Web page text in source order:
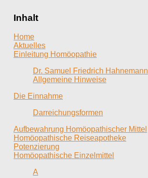
Inhalt
Home
Aktuelles
Einleitung Homöopathie
Dr. Samuel Friedrich Hahnemann
Allgemeine Hinweise
Die Einnahme
Darreichungsformen
Aufbewahrung Homöopathischer Mittel
Homöopathische Reiseapotheke
Potenzierung
Homöopathische Einzelmittel
A